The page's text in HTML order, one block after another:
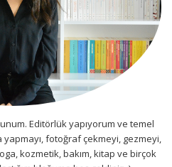
Editörlük yapıyorum ve temel
yapmayı, fotoğraf çekmeyi, gezmeyi,
kozmetik, bakım, kitap ve birçok